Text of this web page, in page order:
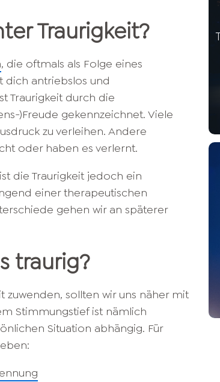
Traurigkeit?
, die oftmals als Folge eines
dich antriebslos und
Traurigkeit durch die
)Freude gekennzeichnet. Viele
zu verleihen. Andere
oder haben es verlernt.
ist die Traurigkeit jedoch ein
einer therapeutischen
gehen wir an späterer
traurig?
zuwenden, sollten wir uns näher mit
Stimmungstief ist nämlich
Situation abhängig. Für